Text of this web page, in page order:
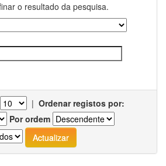
o resultado da pesquisa.
| Ordenar registos por:
Por ordem